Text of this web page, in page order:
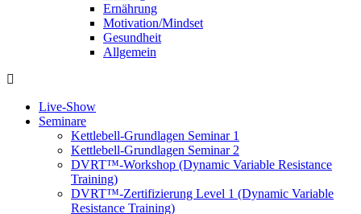
Ernährung
Motivation/Mindset
Gesundheit
Allgemein
Live-Show
Seminare
Kettlebell-Grundlagen Seminar 1
Kettlebell-Grundlagen Seminar 2
DVRT™-Workshop (Dynamic Variable Resistance
Training)
DVRT™-Zertifizierung Level 1 (Dynamic Variable
Resistance Training)